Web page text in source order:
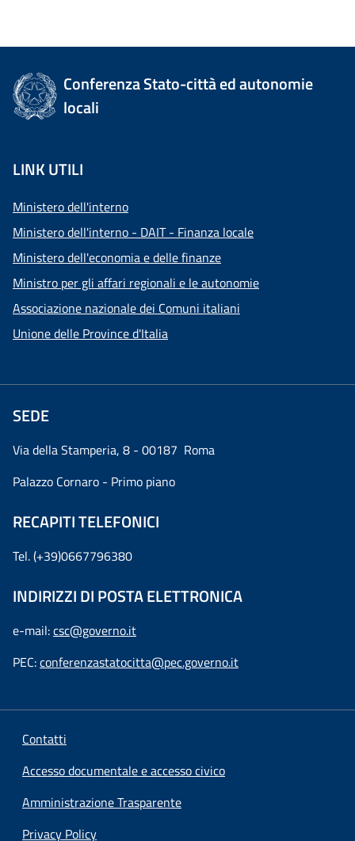
Conferenza Stato-città ed autonomie
locali
LINK UTILI
Ministero dell'interno
Ministero dell'interno - DAIT - Finanza locale
Ministero dell'economia e delle finanze
Ministro per gli affari regionali e le autonomie
Associazione nazionale dei Comuni italiani
Unione delle Province d'Italia
SEDE
Via della Stamperia, 8 - 00187 Roma
Palazzo Cornaro - Primo piano
RECAPITI TELEFONICI
Tel. (+39)0667796380
INDIRIZZI DI POSTA ELETTRONICA
e-mail:csc@governo.it
PEC:conferenzastatocitta@pec.governo.it
Contatti
Accesso documentale e accesso civico
Amministrazione Trasparente
Privacy Policy